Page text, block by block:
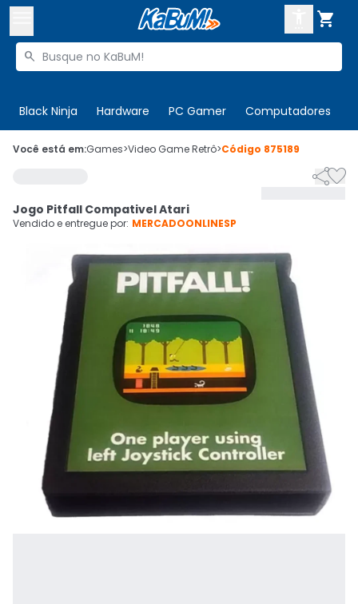

Buscar produtos

Black Ninja Hardware PC Gamer Computadores
 Olá. Acesse sua conta
Cupons
Mais Vendidos
Ativar tradutor em libras
CADASTRE-SE
Você está em:Games>Video Game Retrô>Código 875189

Jogo Pitfall Compativel Atari
Vendido e entregue por: MERCADOONLINESP